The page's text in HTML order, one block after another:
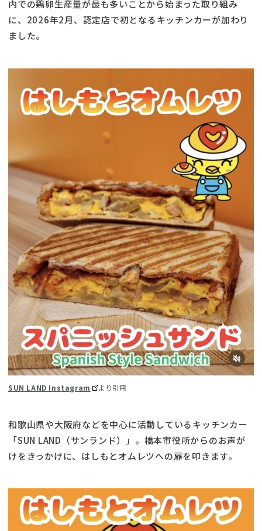
内での鶏卵生産量が最も多いことから始まった取り組み
に、2026年2月、認定店で初となるキッチンカーが加わり
ました。
SUN LAND Instagram より引用
和歌山県や大阪府などを中心に活動しているキッチンカー
「SUN LAND（サンランド）」。橋本市役所からのお声が
けをきっかけに、はしもとオムレツへの扉を叩きます。